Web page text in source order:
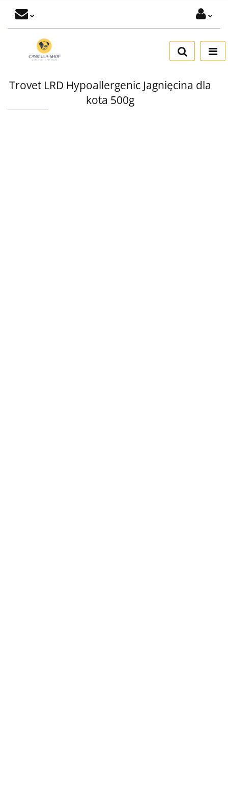
Zaloguj się
Dodaj zgłoszenie
Trovet LRD Hypoallergenic Jagnięcina dla
kota 500g